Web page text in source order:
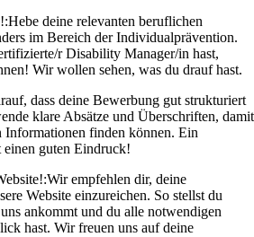
Hebe deine relevanten beruflichen
im Bereich der Individualprävention.
r Disability Manager/in hast,
Wir wollen sehen, was du drauf hast.
dass deine Bewerbung gut strukturiert
klare Absätze und Überschriften, damit
finden können. Ein
guten Eindruck!
Wir empfehlen dir, deine
Website einzureichen. So stellst du
ankommt und du alle notwendigen
hast. Wir freuen uns auf deine